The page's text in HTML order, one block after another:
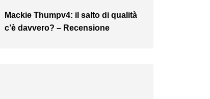
Mackie Thumpv4: il salto di qualità
c’è davvero? – Recensione